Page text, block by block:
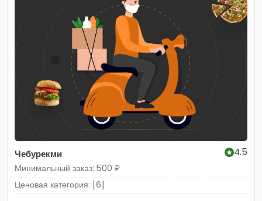
Чебурекми
4.5
Минимальный заказ: 500 ₽
Ценовая категория: [6]